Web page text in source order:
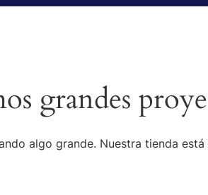
grandes
algo grande. Nuestra tienda